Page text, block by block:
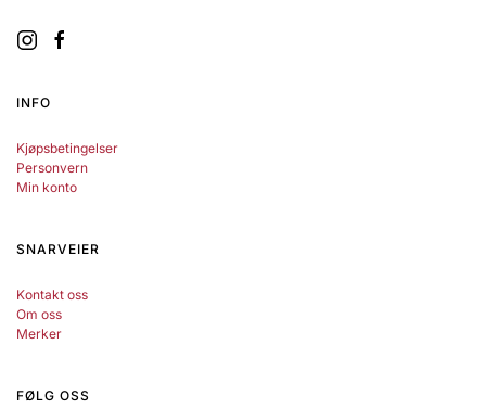
INFO
Kjøpsbetingelser
Personvern
Min konto
SNARVEIER
Kontakt oss
Om oss
Merker
FØLG OSS